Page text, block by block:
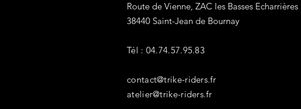
Route de Vienne, ZAC les Basses Echarrières
38440 Saint-Jean de Bournay
Tél : 04.74.57.95.83
contact@trike-riders.fr
atelier@trike-riders.fr